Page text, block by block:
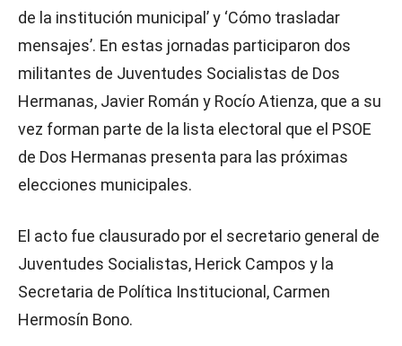
de la institución municipal’ y ‘Cómo trasladar
mensajes’. En estas jornadas participaron dos
militantes de Juventudes Socialistas de Dos
Hermanas, Javier Román y Rocío Atienza, que a su
vez forman parte de la lista electoral que el PSOE
de Dos Hermanas presenta para las próximas
elecciones municipales.
El acto fue clausurado por el secretario general de
Juventudes Socialistas, Herick Campos y la
Secretaria de Política Institucional, Carmen
Hermosín Bono.